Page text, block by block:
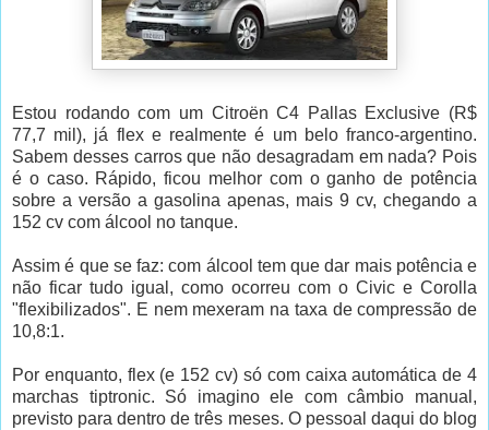
Estou rodando com um Citroën C4 Pallas Exclusive (R$
77,7 mil), já flex e realmente é um belo franco-argentino.
Sabem desses carros que não desagradam em nada? Pois
é o caso. Rápido, ficou melhor com o ganho de potência
sobre a versão a gasolina apenas, mais 9 cv, chegando a
152 cv com álcool no tanque.
Assim é que se faz: com álcool tem que dar mais potência e
não ficar tudo igual, como ocorreu com o Civic e Corolla
"flexibilizados". E nem mexeram na taxa de compressão de
10,8:1.
Por enquanto, flex (e 152 cv) só com caixa automática de 4
marchas tiptronic. Só imagino ele com câmbio manual,
previsto para dentro de três meses. O pessoal daqui do blog